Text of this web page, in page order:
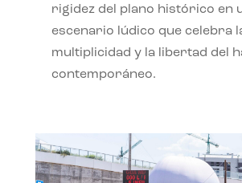
rigidez del plano histórico en
escenario lúdico que celebra
multiplicidad y la libertad del
contemporáneo.